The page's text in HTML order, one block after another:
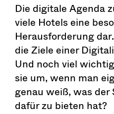
Die digitale Agenda
viele Hotels eine
Herausforderung
die Ziele einer
Und noch viel
sie um, wenn man
genau weiß, was
dafür zu bieten hat?